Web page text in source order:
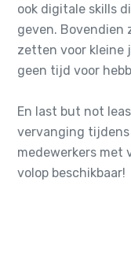
ook digitale skills
geven. Bovendien
zetten voor kleine
geen tijd voor
En last but not
vervanging tijdens
medewerkers
volop beschikbaar!